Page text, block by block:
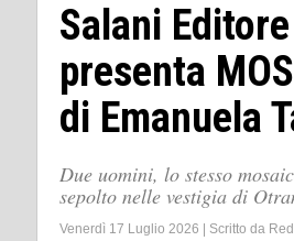
Salani Editore
presenta
di Emanuela
Due uomini, lo stesso
sepolto nelle vestigia di
Venerdì 17 Luglio 2026 Scritto da